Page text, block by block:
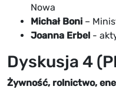
Nowa
Michał Boni –
Joanna Erbel -
Dyskusja 4
Żywność, rolnictwo,